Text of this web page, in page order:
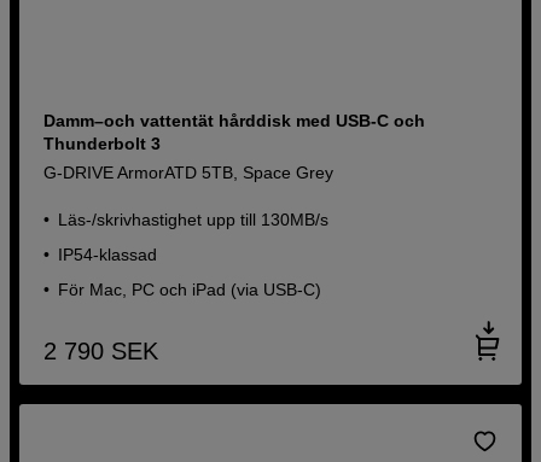
Damm–och vattentät hårddisk med USB-C och
Thunderbolt 3
G-DRIVE ArmorATD 5TB, Space Grey
Läs-/skrivhastighet upp till 130MB/s
IP54-klassad
För Mac, PC och iPad (via USB-C)
2 790 SEK